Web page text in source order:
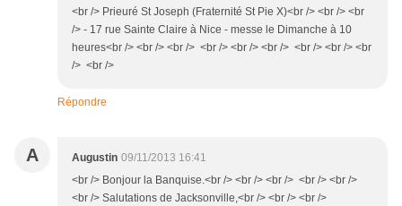
<br /> Prieuré St Joseph (Fraternité St Pie X)<br /> <br /> <br
/> - 17 rue Sainte Claire à Nice - messe le Dimanche à 10
heures<br /> <br /> <br /> <br /> <br /> <br /> <br /> <br /> <br
/> <br />
Répondre
A Augustin 09/11/2013 16:41
<br /> Bonjour la Banquise.<br /> <br /> <br /> <br /> <br />
<br /> Salutations de Jacksonville,<br /> <br /> <br />